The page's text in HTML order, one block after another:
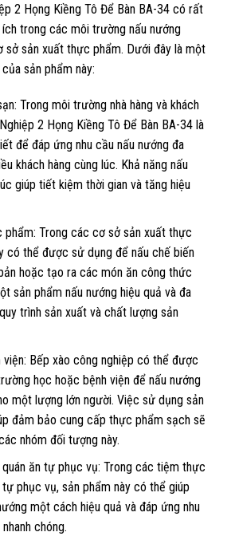
2 Họng Kiềng Tô Để Bàn BA-34 có rất
trong các môi trường nấu nướng
sở sản xuất thực phẩm. Dưới đây là một
sản phẩm này:
Trong môi trường nhà hàng và khách
2 Họng Kiềng Tô Để Bàn BA-34 là
để đáp ứng nhu cầu nấu nướng đa
khách hàng cùng lúc. Khả năng nấu
giúp tiết kiệm thời gian và tăng hiệu
phẩm: Trong các cơ sở sản xuất thực
có thể được sử dụng để nấu chế biến
hoặc tạo ra các món ăn công thức
sản phẩm nấu nướng hiệu quả và đa
trình sản xuất và chất lượng sản
Bếp xào công nghiệp có thể được
học hoặc bệnh viện để nấu nướng
một lượng lớn người. Việc sử dụng sản
đảm bảo cung cấp thực phẩm sạch sẽ
nhóm đối tượng này.
ăn tự phục vụ: Trong các tiệm thực
phục vụ, sản phẩm này có thể giúp
một cách hiệu quả và đáp ứng nhu
chóng.